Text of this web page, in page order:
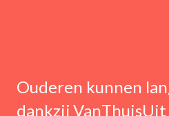
Ouderen kunnen
dankzij VanThuisUit